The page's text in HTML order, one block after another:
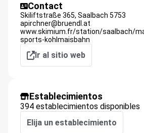
Contact
Skiliftstraße 365, Saalbach 5753
apirchner@bruendl.at
www.skimium.fr/station/saalbach/
sports-kohlmaisbahn
Ir al sitio web
Establecimientos
394 establecimientos disponibles
Elija un establecimiento